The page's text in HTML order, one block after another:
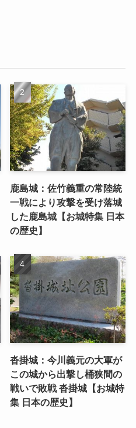
鹿島城：佐竹義重の常陸統
一戦により攻撃を受け落城
した鹿島城【お城特集 日本
の歴史】
沓掛城：今川義元の大軍が
この城から出撃し桶狭間の
戦いで敗戦 沓掛城【お城特
集 日本の歴史】